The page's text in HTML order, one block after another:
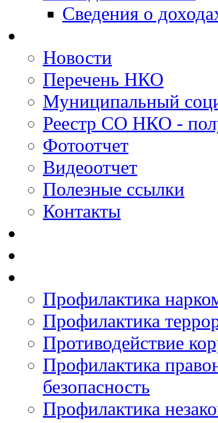
Сведения о
Новости
Перечень НКО
Муниципальный
Реестр СО НКО -
Фотоотчет
Видеоотчет
Полезные ссылки
Контакты
Профилактика
Профилактика
Противодействие
Профилактика
безопасность
Профилактика